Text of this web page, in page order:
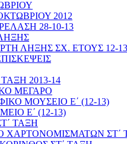
2012
28-10-13
ΛΗΞΗΣ ΣΧ. ΕΤΟΥΣ 12-13
ΤΑΞΗ 2013-14
ΜΕΓΑΡΟ
ΜΟΥΣΕΙΟ Ε΄ (12-13)
Ε΄ (12-13)
ΤΑΞΗ
ΧΑΡΤΟΝΟΜΙΣΜΑΤΩΝ ΣΤ΄